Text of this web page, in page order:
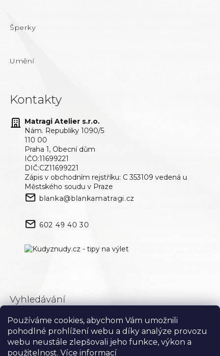
Používáme cookies, abychom Vám umožnili
pohodlné prohlížení webu a díky analýze provozu
webu neustále zlepšovali jeho funkce, výkon a
použitelnost. Více informací
Šperky
Umění
Kontakty
Matragi Atelier s.r.o.
Nám. Republiky 1090/5
110 00
Praha 1, Obecní dům
IČO:11699221
DIČ:CZ11699221
Zápis v obchodním rejstříku: C 353109 vedená u
Městského soudu v Praze
blanka@blankamatragi.cz
602 49 40 30
Vyhledávání
Hledat